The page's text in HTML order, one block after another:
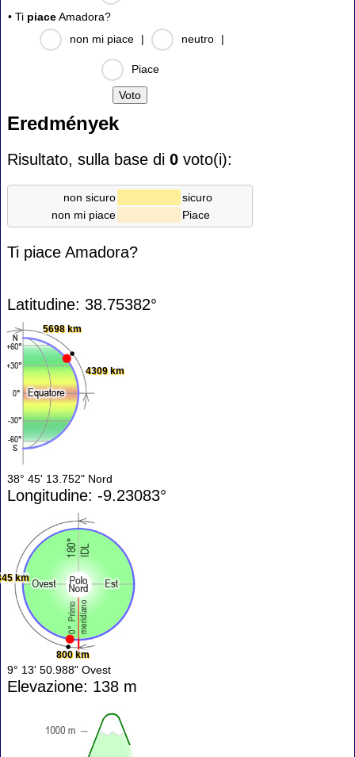
• Ti piaceAmadora?
non mi piace
| neutro |
Piace
Eredmények
Risultato, sulla base di 0 voto(i):
non sicuro
sicuro
non mi piace
Piace
Ti piace Amadora?
Latitudine: 38.75382°
5698 km
4309 km
38° 45' 13.752" Nord
Longitudine: -9.23083°
800 km
km
9° 13' 50.988" Ovest
Elevazione: 138 m